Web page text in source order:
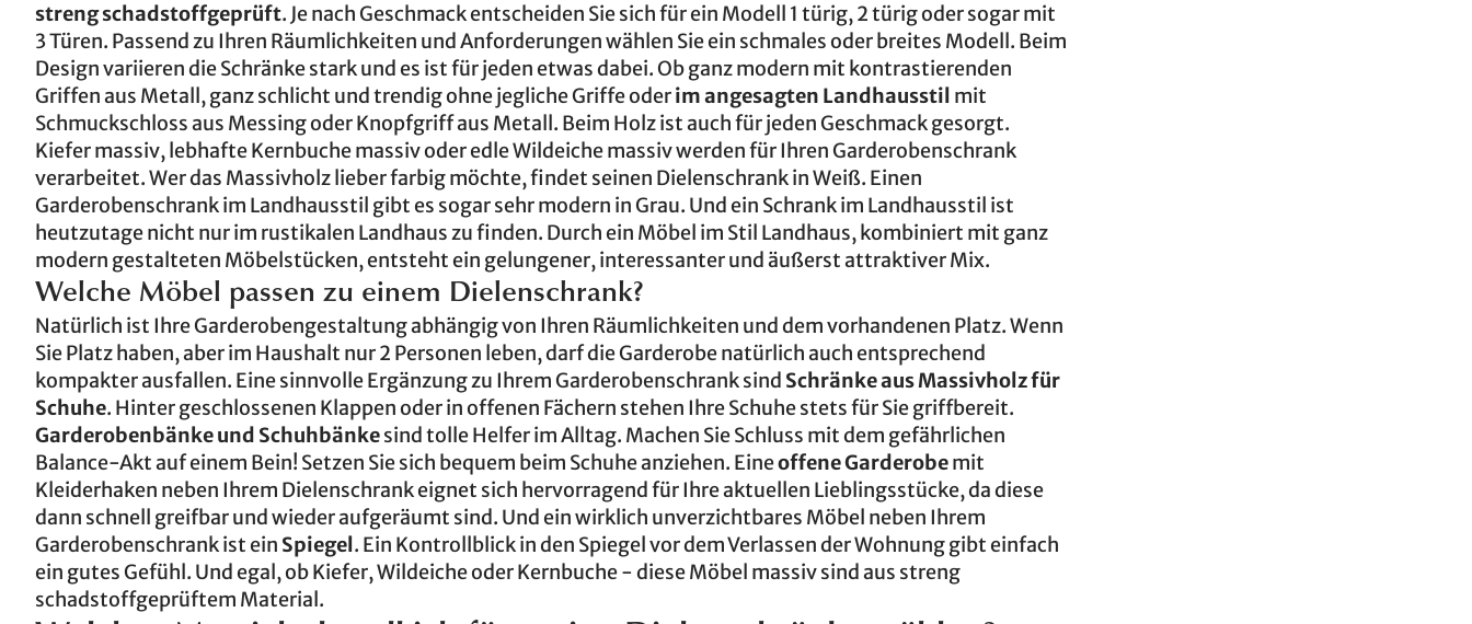
streng schadstoffgeprüft. Je nach Geschmack entscheiden Sie sich für ein Modell 1 türig, 2 türig oder sogar mit
3 Türen. Passend zu Ihren Räumlichkeiten und Anforderungen wählen Sie ein schmales oder breites Modell. Beim
Design variieren die Schränke stark und es ist für jeden etwas dabei. Ob ganz modern mit kontrastierenden
Griffen aus Metall, ganz schlicht und trendig ohne jegliche Griffe oderim angesagten Landhausstil mit
Schmuckschloss aus Messing oder Knopfgriff aus Metall. Beim Holz ist auch für jeden Geschmack gesorgt.
Kiefer massiv, lebhafte Kernbuche massiv oder edle Wildeiche massiv werden für Ihren Garderobenschrank
verarbeitet. Wer das Massivholz lieber farbig möchte, findet seinen Dielenschrank in Weiß. Einen
Garderobenschrank im Landhausstil gibt es sogar sehr modern in Grau. Und ein Schrank im Landhausstil ist
heutzutage nicht nur im rustikalen Landhaus zu finden. Durch ein Möbel im Stil Landhaus, kombiniert mit ganz
modern gestalteten Möbelstücken, entsteht ein gelungener, interessanter und äußerst attraktiver Mix.
Welche Möbel passen zu einem Dielenschrank?
Natürlich ist Ihre Garderobengestaltung abhängig von Ihren Räumlichkeiten und dem vorhandenen Platz. Wenn
Sie Platz haben, aber im Haushalt nur 2 Personen leben, darf die Garderobe natürlich auch entsprechend
kompakter ausfallen. Eine sinnvolle Ergänzung zu Ihrem Garderobenschrank sind Schränke aus Massivholz für
Schuhe. Hinter geschlossenen Klappen oder in offenen Fächern stehen Ihre Schuhe stets für Sie griffbereit.
Garderobenbänke und Schuhbänkesind tolle Helfer im Alltag. Machen Sie Schluss mit dem gefährlichen
Balance-Akt auf einem Bein! Setzen Sie sich bequem beim Schuhe anziehen. Eineoffene Garderobemit
Kleiderhaken neben Ihrem Dielenschrank eignet sich hervorragend für Ihre aktuellen Lieblingsstücke, da diese
dann schnell greifbar und wieder aufgeräumt sind. Und ein wirklich unverzichtbares Möbel neben Ihrem
Garderobenschrank ist ein Spiegel. Ein Kontrollblick in den Spiegel vor dem Verlassen der Wohnung gibt einfach
ein gutes Gefühl. Und egal, ob Kiefer, Wildeiche oder Kernbuche - diese Möbel massiv sind aus streng
schadstoffgeprüftem Material.